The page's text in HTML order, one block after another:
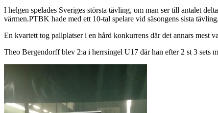
I helgen spelades Sveriges största tävling, om man ser till antalet
värmen.PTBK hade med ett 10-tal spelare vid säsongens sista
En kvartett tog pallplatser i en hård konkurrens där det annars mest
Theo Bergendorff blev 2:a i herrsingel U17 där han efter 2 st 3